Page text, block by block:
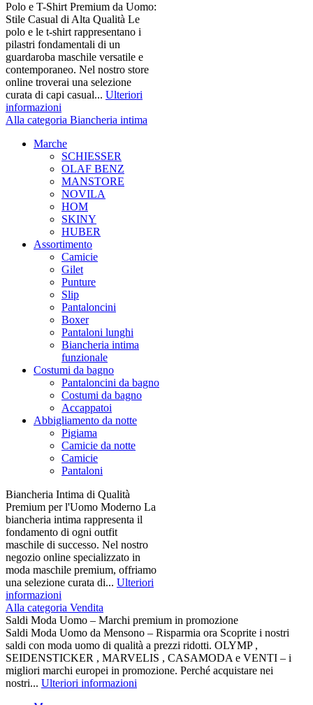
Polo e T-Shirt Premium da Uomo:
Stile Casual di Alta Qualità Le
polo e le t-shirt rappresentano i
pilastri fondamentali di un
guardaroba maschile versatile e
contemporaneo. Nel nostro store
online troverai una selezione
curata di capi casual... Ulteriori
informazioni
Alla categoria Biancheria intima
Marche
SCHIESSER
OLAF BENZ
MANSTORE
NOVILA
HOM
SKINY
HUBER
Assortimento
Camicie
Gilet
Punture
Slip
Pantaloncini
Boxer
Pantaloni lunghi
Biancheria intima
funzionale
Costumi da bagno
Pantaloncini da bagno
Costumi da bagno
Accappatoi
Abbigliamento da notte
Pigiama
Camicie da notte
Camicie
Pantaloni
Biancheria Intima di Qualità
Premium per l'Uomo Moderno La
biancheria intima rappresenta il
fondamento di ogni outfit
maschile di successo. Nel nostro
negozio online specializzato in
moda maschile premium, offriamo
una selezione curata di... Ulteriori
informazioni
Alla categoria Vendita
Saldi Moda Uomo – Marchi premium in promozione
Saldi Moda Uomo da Mensono – Risparmia ora Scoprite i nostri
saldi con moda uomo di qualità a prezzi ridotti. OLYMP ,
SEIDENSTICKER , MARVELIS , CASAMODA e VENTI – i
migliori marchi europei in promozione. Perché acquistare nei
nostri... Ulteriori informazioni